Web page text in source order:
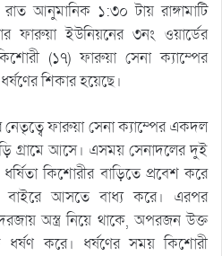
আনুমানিক ১:৩০ টায় রাঙ্গামাটি
ফারুয়া ইউনিয়নের ৩নং ওয়ার্ডের
(১৭) ফারুয়া সেনা ক্যাম্পের
শিকার হয়েছে।
ফারুয়া সেনা ক্যাম্পের একদল
গ্রামে আসে। এসময় সেনাদলের দুই
কিশোরীর বাড়িতে প্রবেশ করে
বাইরে আসতে বাধ্য করে। এরপর
অস্ত্র নিয়ে থাকে, অপরজন উক্ত
করে। ধর্ষণের সময় কিশোরী